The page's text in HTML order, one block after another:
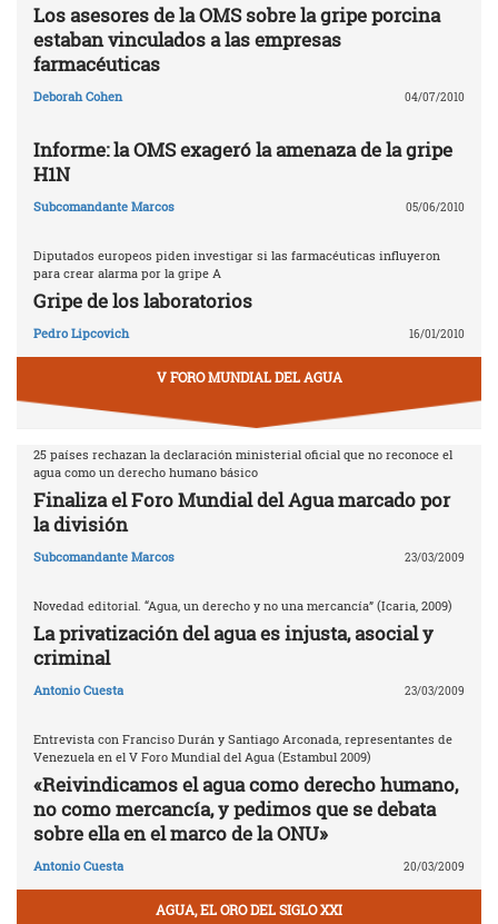
Los asesores de la OMS sobre la gripe porcina
estaban vinculados a las empresas
farmacéuticas
Deborah Cohen 04/07/2010
Informe: la OMS exageró la amenaza de la gripe
H1N
Subcomandante Marcos 05/06/2010
Diputados europeos piden investigar si las farmacéuticas influyeron
para crear alarma por la gripe A
Gripe de los laboratorios
Pedro Lipcovich 16/01/2010
V FORO MUNDIAL DEL AGUA
25 países rechazan la declaración ministerial oficial que no reconoce el
agua como un derecho humano básico
Finaliza el Foro Mundial del Agua marcado por
la división
Subcomandante Marcos 23/03/2009
Novedad editorial. “Agua, un derecho y no una mercancía” (Icaria, 2009)
La privatización del agua es injusta, asocial y
criminal
Antonio Cuesta 23/03/2009
Entrevista con Franciso Durán y Santiago Arconada, representantes de
Venezuela en el V Foro Mundial del Agua (Estambul 2009)
«Reivindicamos el agua como derecho humano,
no como mercancía, y pedimos que se debata
sobre ella en el marco de la ONU»
Antonio Cuesta 20/03/2009
AGUA, EL ORO DEL SIGLO XXI